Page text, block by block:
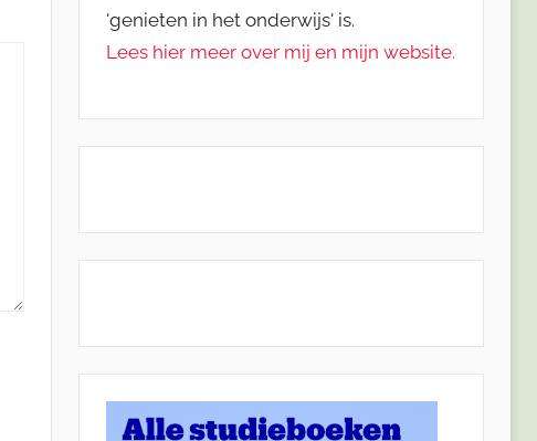
'genieten in het onderwijs' is.
Lees hier meer over mij en mijn website.